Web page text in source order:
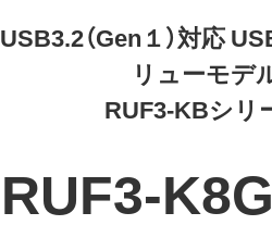
USB3.2（Gen１）対応
リューモデ
RUF3-KBシリ
RUF3-